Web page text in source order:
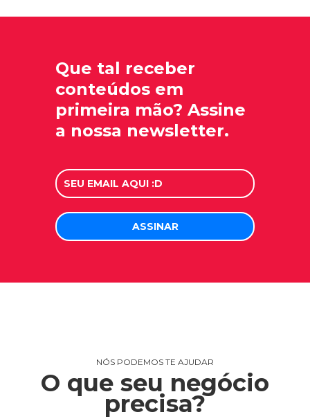
Que tal receber
conteúdos em
primeira mão? Assine
a nossa newsletter.
NÓS PODEMOS TE AJUDAR
O que seu negócio
precisa?